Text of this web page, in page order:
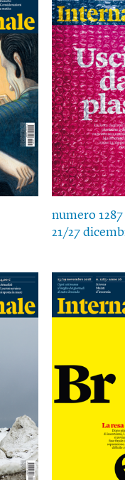
numero 1287
21/27